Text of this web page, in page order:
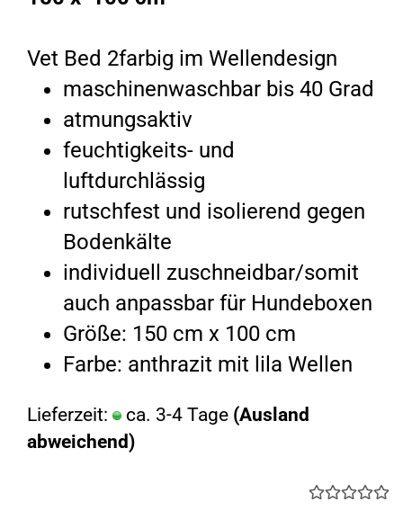
Vet Bed 2farbig im Wellendesign
maschinenwaschbar bis 40 Grad
atmungsaktiv
feuchtigkeits- und
luftdurchlässig
rutschfest und isolierend gegen
Bodenkälte
individuell zuschneidbar/somit
auch anpassbar für Hundeboxen
Größe: 150 cm x 100 cm
Farbe: anthrazit mit lila Wellen
Lieferzeit: ca. 3-4 Tage (Ausland
abweichend)